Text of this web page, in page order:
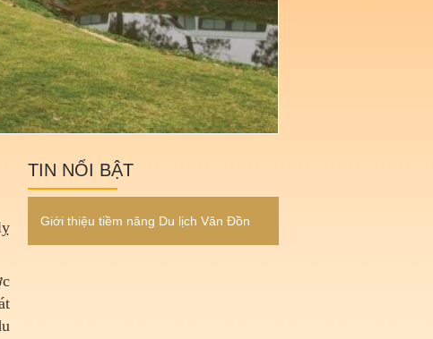
TIN NỔI BẬT
Giới thiệu tiềm năng Du lịch Vân Đồn